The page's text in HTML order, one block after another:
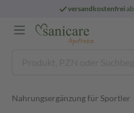
versandkostenfrei
Nahrungsergänzung für Sportler